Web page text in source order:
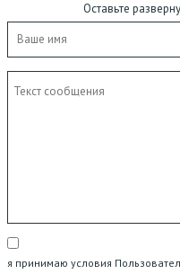
Оставьте
я принимаю условия